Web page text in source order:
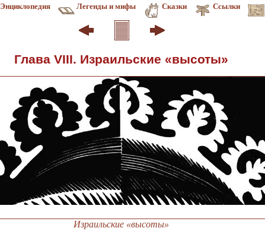
Энциклопедия Легенды и мифы Сказки Ссылки
Глава VIII. Израильские «высоты»
Израильские «высоты»